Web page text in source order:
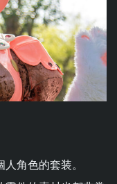
角色的套装。